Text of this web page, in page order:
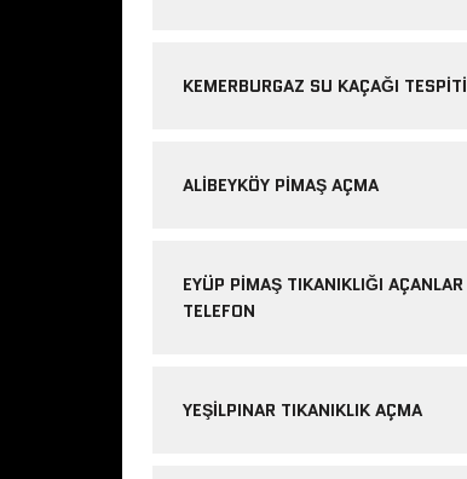
KEMERBURGAZ SU KAÇAĞI TESPITI
ALIBEYKÖY PIMAŞ AÇMA
EYÜP PIMAŞ TIKANIKLIĞI AÇANLAR
TELEFON
YEŞILPINAR TIKANIKLIK AÇMA